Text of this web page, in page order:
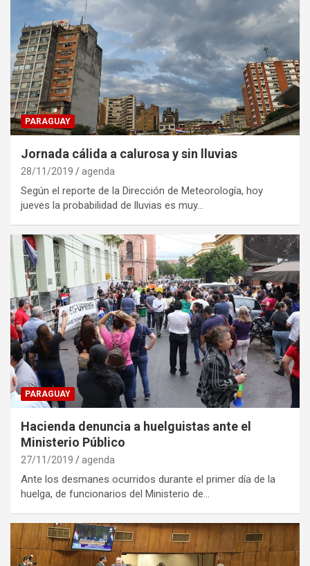
PARAGUAY
Jornada cálida a calurosa y sin lluvias
28/11/2019 agenda
Según el reporte de la Dirección de Meteorología, hoy
jueves la probabilidad de lluvias es muy…
PARAGUAY
Hacienda denuncia a huelguistas ante el
Ministerio Público
27/11/2019 agenda
Ante los desmanes ocurridos durante el primer día de la
huelga, de funcionarios del Ministerio de…